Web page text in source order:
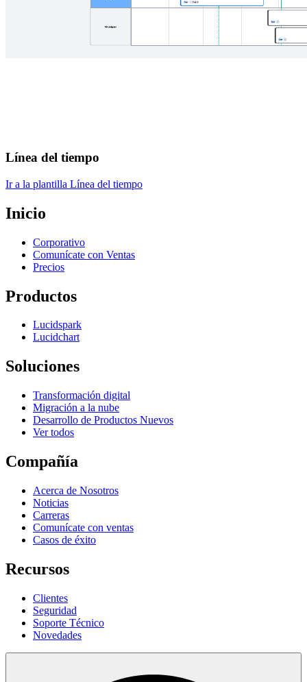
Línea del tiempo
Ir a la plantilla Línea del tiempo
Inicio
Corporativo
Comunícate con Ventas
Precios
Productos
Lucidspark
Lucidchart
Soluciones
Transformación digital
Migración a la nube
Desarrollo de Productos Nuevos
Ver todos
Compañía
Acerca de Nosotros
Noticias
Carreras
Comunícate con ventas
Casos de éxito
Recursos
Clientes
Seguridad
Soporte Técnico
Novedades